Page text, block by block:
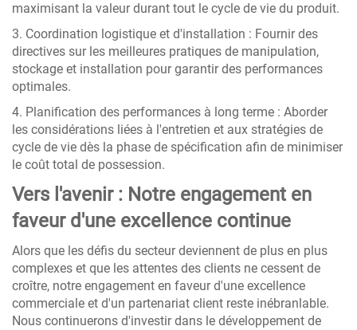
maximisant la valeur durant tout le cycle de vie du produit.
3. Coordination logistique et d'installation : Fournir des
directives sur les meilleures pratiques de manipulation,
stockage et installation pour garantir des performances
optimales.
4. Planification des performances à long terme : Aborder
les considérations liées à l'entretien et aux stratégies de
cycle de vie dès la phase de spécification afin de minimiser
le coût total de possession.
Vers l'avenir : Notre engagement en
faveur d'une excellence continue
Alors que les défis du secteur deviennent de plus en plus
complexes et que les attentes des clients ne cessent de
croître, notre engagement en faveur d'une excellence
commerciale et d'un partenariat client reste inébranlable.
Nous continuerons d'investir dans le développement de